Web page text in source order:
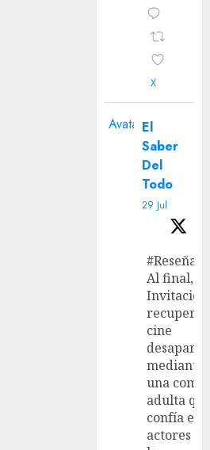
X
Avatar El
Saber
Del
Todo
29 Jul
#Reseña
Al final,
recupera
cine
mediante
una
adulta
confía en
actores y